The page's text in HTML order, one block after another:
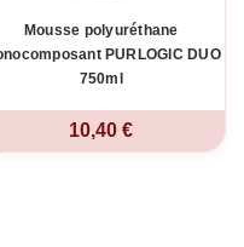
Mousse polyuréthane
PURLOGIC DUO
750ml
10,40 €